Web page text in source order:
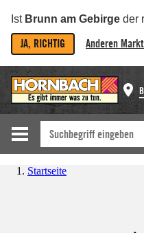
Ist Brunn am Gebirge der
JA, RICHTIG Anderen
Startseite